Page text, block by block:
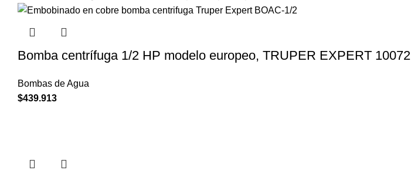
Bomba centrífuga 1/2 HP modelo europeo, TRUPER EXPERT 10072
Bombas de Agua
$439.913